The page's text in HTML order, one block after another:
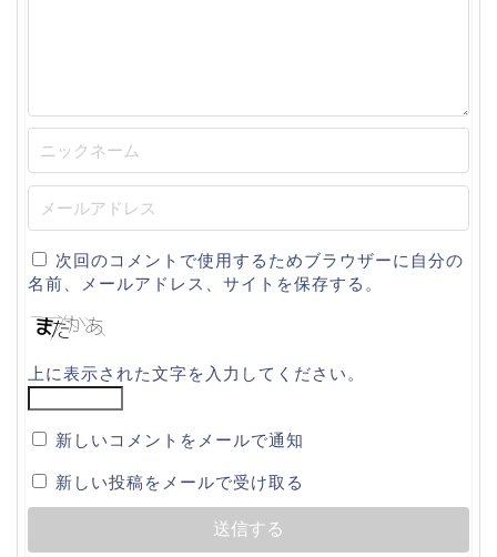
次回のコメントで使用するためブラウザーに自分の
名前、メールアドレス、サイトを保存する。
上に表示された文字を入力してください。
新しいコメントをメールで通知
新しい投稿をメールで受け取る